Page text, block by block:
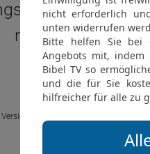
look at them
new things, of
Version ® (Anglicised), NIV TM